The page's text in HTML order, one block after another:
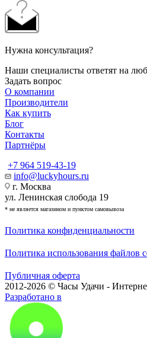
Нужна консультация?
Наши специалисты ответят на
Задать вопрос
О компании
Производители
Как купить
Блог
Контакты
Партнёры
+7 964 519-43-19
info@luckyhours.ru
г. Москва
ул. Ленинская слобода 19
* не является магазином и пунктом самовывоза
Политика конфиденциальности
Политика использования файлов
Публичная оферта
2012-2026 © Часы Удачи -
Разработано в